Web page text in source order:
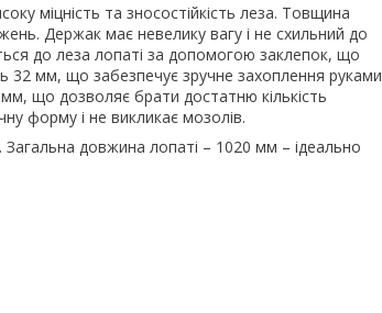
міцність та зносостійкість леза. Товщина
Держак має невелику вагу і не схильний до
до леза лопаті за допомогою заклепок, що
32 мм, що забезпечує зручне захоплення руками
що дозволяє брати достатню кількість
форму і не викликає мозолів.
довжина лопаті – 1020 мм – ідеально